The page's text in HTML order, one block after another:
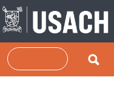
Pasar al contenido principal
Buscar